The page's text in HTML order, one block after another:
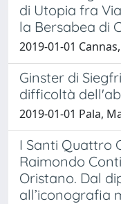
di Utopia fra
la Bersabea di
2019-01-01
Ginster di
difficoltà
2019-01-01 Pala,
I Santi Quattro
Raimondo
Oristano. Dal
all’iconografia